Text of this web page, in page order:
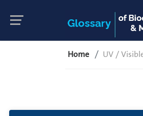
Home UV /